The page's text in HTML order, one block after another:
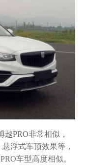
PRO非常相似，
浮式车顶效果等，
车型高度相似。